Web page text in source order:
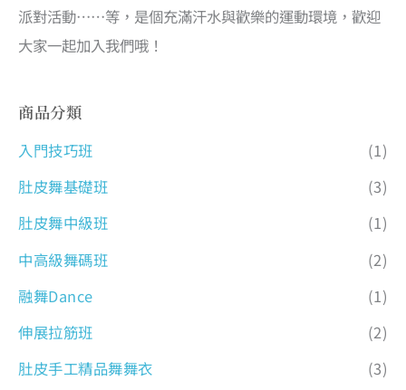
派對活動……等，是個充滿汗水與歡樂的運動環境，歡迎
大家一起加入我們哦！
商品分類
入門技巧班
(1)
肚皮舞基礎班
(3)
肚皮舞中級班
(1)
中高級舞碼班
(2)
融舞Dance
(1)
伸展拉筋班
(2)
肚皮手工精品舞舞衣
(3)